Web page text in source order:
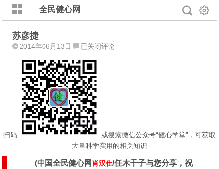
全民健心网
苏彦捷
2014年06月13日
苏
捷
已关闭评论
扫码
或搜索微信公众号“健心学堂”，可获取
大量科学实用的相关知识
(中国全民健心网 肖汉仕/任木千子与您分享，祝